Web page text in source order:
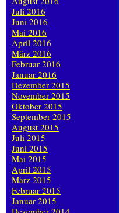
Juli 2016
Juni 2016
Mai 2016
April 2016
März 2016
Februar 2016
Januar 2016
Dezember 2015
November 2015
Oktober 2015
September 2015
August 2015
Juli 2015
Juni 2015
Mai 2015
April 2015
März 2015
Februar 2015
Januar 2015